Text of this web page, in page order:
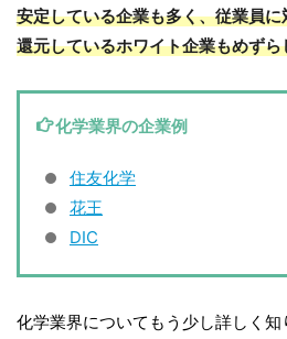
安定している企業も多く、従業員
還元しているホワイト企業もめず
化学業界の企業例
住友化学
花王
DIC
化学業界についてもう少し詳しく